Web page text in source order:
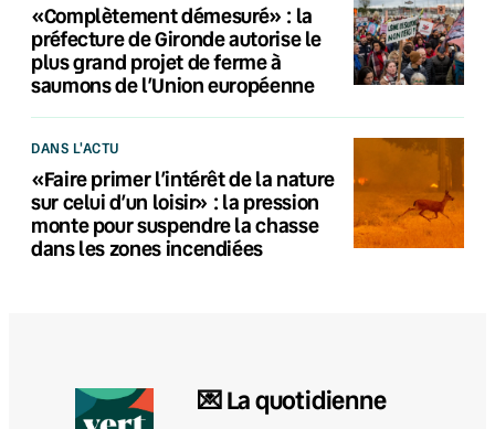
«Complètement démesuré» : la
préfecture de Gironde autorise le
plus grand projet de ferme à
saumons de l’Union européenne
DANS L'ACTU
«Faire primer l’intérêt de la nature
sur celui d’un loisir» : la pression
monte pour suspendre la chasse
dans les zones incendiées
💌 La quotidienne